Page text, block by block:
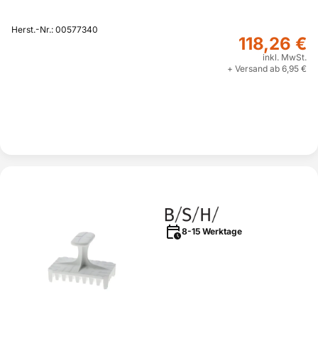
Herst.-Nr.: 00577340
118,26 €
inkl. MwSt.
+ Versand ab 6,95 €
8-15 Werktage